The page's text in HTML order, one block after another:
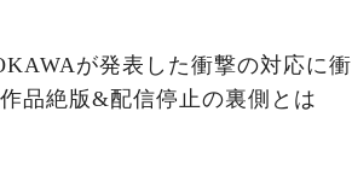
が発表した衝撃の対応に衝
品絶版&配信停止の裏側とは